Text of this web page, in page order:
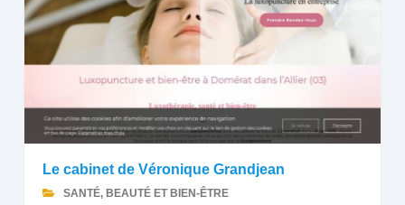
Le cabinet de Véronique Grandjean
SANTÉ, BEAUTÉ ET BIEN-ÊTRE